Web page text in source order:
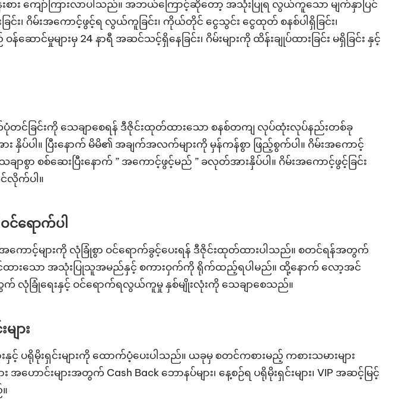
းစား ကျော်ကြားလာပါသည်။ အဘယ်ကြောင့်ဆိုတော့ အသုံးပြုရ လွယ်ကူသော မျက်နှာပြင်
းခြင်း၊ ဂိမ်းအကောင့်ဖွင့်ရ လွယ်ကူခြင်း၊ ကိုယ်တိုင် ငွေသွင်း ငွေထုတ် စနစ်ပါရှိခြင်း၊
များမှ 24 နာရီ အဆင်သင့်ရှိနေခြင်း၊ ဂိမ်းများကို ထိန်းချုပ်ထားခြင်း မရှိခြင်း နှင့်
ပုံတင်ခြင်းကို သေချာစေရန် ဒီဇိုင်းထုတ်ထားသော စနစ်တကျ လုပ်ထုံးလုပ်နည်းတစ်ခု
ါ။ ပြီးနောက် မိမိ၏ အချက်အလက်များကို မှန်ကန်စွာ ဖြည့်စွက်ပါ။ ဂိမ်းအကောင့်
ာ စစ်ဆေးပြီးနောက် ” အကောင့်ဖွင့်မည် ” ခလုတ်အားနှိပ်ပါ။ ဂိမ်းအကောင့်ဖွင့်ခြင်း
င်လိုက်ပါ။
င်ရောက်ပါ
ကောင့်များကို လုံခြုံစွာ ဝင်ရောက်ခွင့်ပေးရန် ဒီဇိုင်းထုတ်ထားပါသည်။ စတင်ရန်အတွက်
င်ထားသော အသုံးပြုသူအမည်နှင့် စကားဝှက်ကို ရိုက်ထည့်ရပါမည်။ ထို့နောက် လော့အင်
လုံခြုံရေးနှင့် ဝင်ရောက်ရလွယ်ကူမှု နှစ်မျိုးလုံးကို သေချာစေသည်။
ျား
ပရိုမိုးရှင်းများကို ထောက်ပံ့ပေးပါသည်။ ယခုမှ စတင်ကစားမည့် ကစားသမားများ
င်းများအတွက် Cash Back ဘောနပ်များ၊ နေ့စဉ်ရ ပရိုမိုးရှင်းများ၊ VIP အဆင့်မြင့်